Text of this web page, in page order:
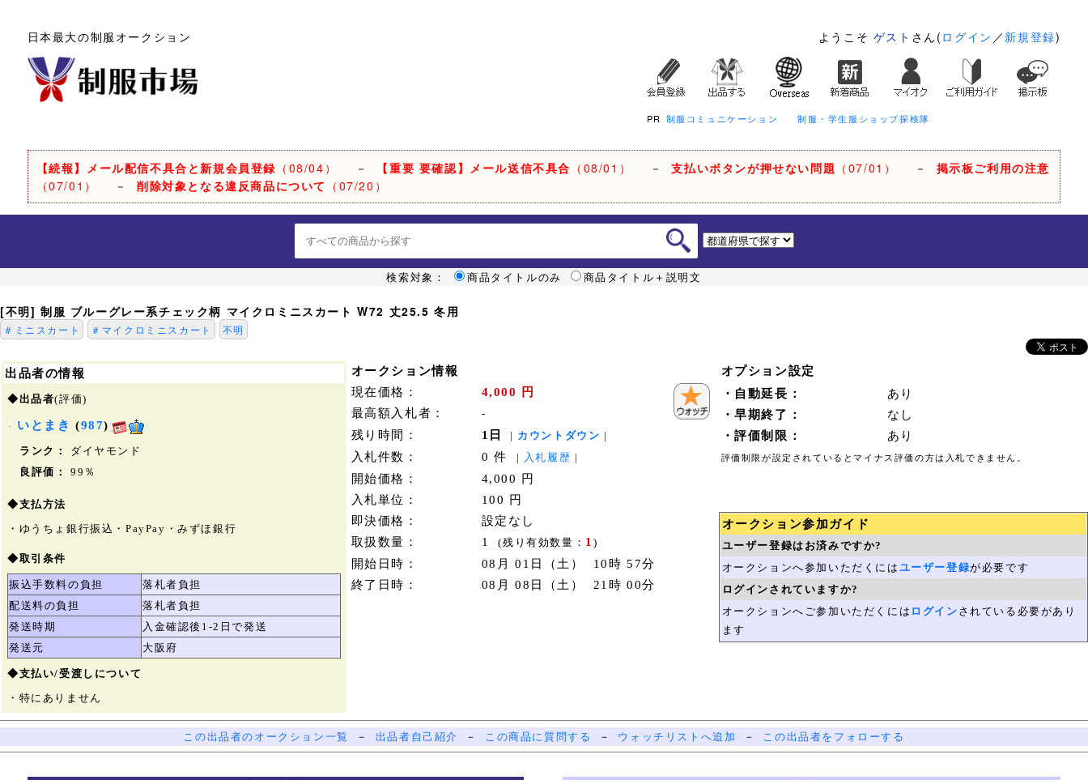
日本最大の制服オークション ようこそ ゲスト さん( ログイン ／ 新規登録)
PR 制服コミュニケーション 制服・学生服ショップ探検隊
【続報】メール配信不具合と新規会員登録 （08/04） － 【重要 要確認】メール送信不具合 （08/01） －支払いボタンが押せない問題 （07/01） － 掲示板ご利用の注意
（07/01）
－ 削除対象となる違反商品について （07/20）
検索対象： 商品タイトルのみ 商品タイトル＋説明文
[不明] 制服 ブルーグレー系チェック柄 マイクロミニスカート W72 丈25.5 冬用
＃ミニスカート ＃マイクロミニスカート 不明
オークション情報
現在価格：
4,000 円
最高額入札者：
-
残り時間： 1日 | カウントダウン |
入札件数： 0 件 | 入札履歴 |
開始価格：
4,000 円
入札単位：
100 円
即決価格：
設定なし
取扱数量：
1(残り有効数量： 1 )
開始日時：
08月 01日（土） 10時 57分
終了日時：
08月 08日（土） 21時 00分
オプション設定
・自動延長：
あり
・早期終了：
なし
・評価制限：
あり
評価制限が設定されているとマイナス評価の方は入札できません。
オークション参加ガイド
ユーザー登録はお済みですか?
オークションへ参加いただくには ユーザー登録が必要です
ログインされていますか?
オークションへご参加いただくには ログイン されている必要があり
ます
出品者の情報
◆出品者(評価)
いとまき (987)
ランク：
ダイヤモンド
良評価：
99％
◆支払方法
・ゆうちょ銀行振込・PayPay・みずほ銀行
◆取引条件
振込手数料の負担
落札者負担
配送料の負担
落札者負担
発送時期
入金確認後1-2日で発送
発送元
大阪府
◆支払い/受渡しについて
・特にありません
この出品者のオークション一覧 － 出品者自己紹介 － この商品に質問する － ウォッチリストへ追加 － この出品者をフォローする